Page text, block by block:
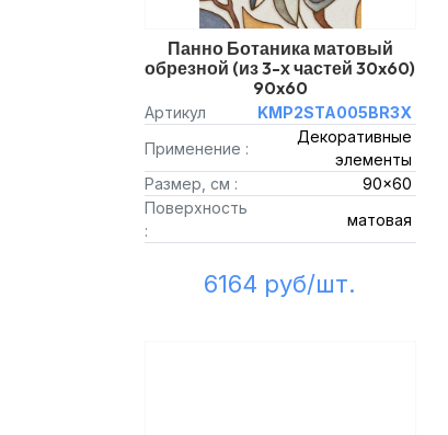
Панно Ботаника матовый
обрезной (из 3-х частей 30x60)
90x60
Артикул
KMP2STA005BR3X
Применение :
Декоративные
элементы
Размер, см :
90x60
Поверхность
:
матовая
6164 руб/шт.